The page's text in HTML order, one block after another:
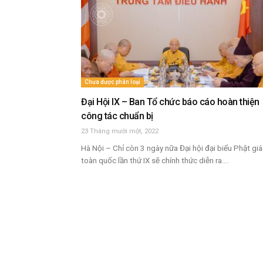
Chưa được phân loại
Đại Hội IX – Ban Tổ chức báo cáo hoàn thiện
công tác chuẩn bị
23 Tháng mười một, 2022
Hà Nội – Chỉ còn 3 ngày nữa Đại hội đại biểu Phật
toàn quốc lần thứ IX sẽ chính thức diễn ra....